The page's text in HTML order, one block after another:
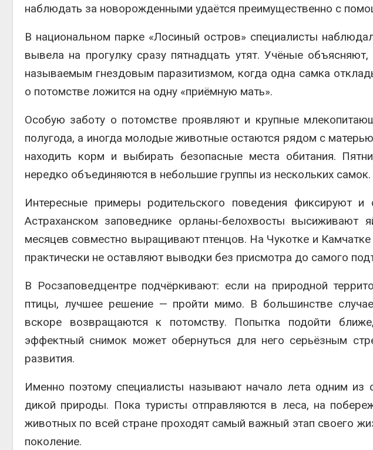
наблюдать за новорожденными удаётся преимущественно с
В национальном парке «Лосиный остров» специалисты
вывела на прогулку сразу пятнадцать утят. Учёные
называемым гнездовым паразитизмом, когда одна самка
о потомстве ложится на одну «приёмную мать».
Особую заботу о потомстве проявляют и крупные
полугода, а иногда молодые животные остаются рядом с
находить корм и выбирать безопасные места обитания.
нередко объединяются в небольшие группы из нескольких самок.
Интересные примеры родительского поведения фиксируют и
Астраханском заповеднике орланы-белохвосты высиживают
месяцев совместно выращивают птенцов. На Чукотке и
практически не оставляют выводки без присмотра до самого
В Росзаповедцентре подчёркивают: если на природной
птицы, лучшее решение — пройти мимо. В большинстве
вскоре возвращаются к потомству. Попытка подойти
эффектный снимок может обернуться для него серьёзным
развития.
Именно поэтому специалисты называют начало лета одним из
дикой природы. Пока туристы отправляются в леса, на
животных по всей стране проходят самый важный этап своего
поколение.